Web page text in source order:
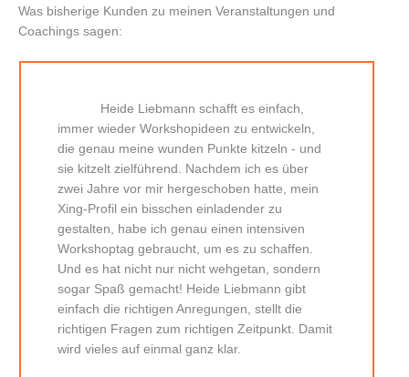
Was bisherige Kunden zu meinen Veranstaltungen und
Coachings sagen:
Heide Liebmann schafft es einfach,
immer wieder Workshopideen zu entwickeln,
die genau meine wunden Punkte kitzeln - und
sie kitzelt zielführend. Nachdem ich es über
zwei Jahre vor mir hergeschoben hatte, mein
Xing-Profil ein bisschen einladender zu
gestalten, habe ich genau einen intensiven
Workshoptag gebraucht, um es zu schaffen.
Und es hat nicht nur nicht wehgetan, sondern
sogar Spaß gemacht! Heide Liebmann gibt
einfach die richtigen Anregungen, stellt die
richtigen Fragen zum richtigen Zeitpunkt. Damit
wird vieles auf einmal ganz klar.